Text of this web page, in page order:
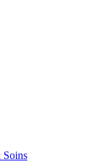
Soins